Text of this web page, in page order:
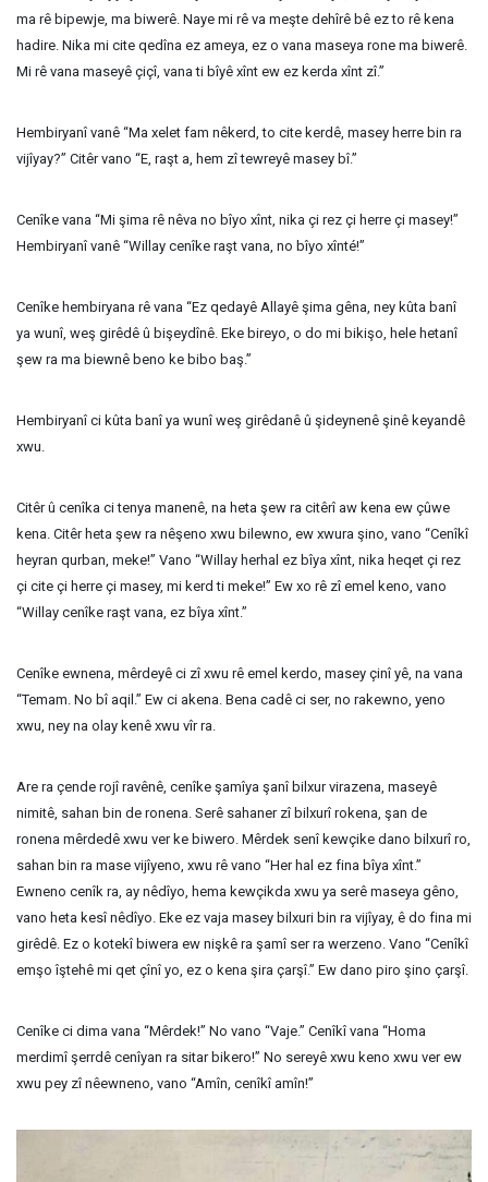
ma rê bipewje, ma biwerê. Naye mi rê va meşte dehîrê bê ez to rê kena
hadire. Nika mi cite qedîna ez ameya, ez o vana maseya rone ma biwerê.
Mi rê vana maseyê çiçî, vana ti bîyê xînt ew ez kerda xînt zî.”
Hembiryanî vanê “Ma xelet fam nêkerd, to cite kerdê, masey herre bin ra
vijîyay?” Citêr vano “E, raşt a, hem zî tewreyê masey bî.”
Cenîke vana “Mi şima rê nêva no bîyo xînt, nika çi rez çi herre çi masey!”
Hembiryanî vanê “Willay cenîke raşt vana, no bîyo xînté!”
Cenîke hembiryana rê vana “Ez qedayê Allayê şima gêna, ney kûta banî
ya wunî, weş girêdê û bişeydînê. Eke bireyo, o do mi bikişo, hele hetanî
şew ra ma biewnê beno ke bibo baş.”
Hembiryanî ci kûta banî ya wunî weş girêdanê û şideynenê şinê keyandê
xwu.
Citêr û cenîka ci tenya manenê, na heta şew ra citêrî aw kena ew çûwe
kena. Citêr heta şew ra nêşeno xwu bilewno, ew xwura şino, vano “Cenîkî
heyran qurban, meke!” Vano “Willay herhal ez bîya xînt, nika heqet çi rez
çi cite çi herre çi masey, mi kerd ti meke!” Ew xo rê zî emel keno, vano
“Willay cenîke raşt vana, ez bîya xînt.”
Cenîke ewnena, mêrdeyê ci zî xwu rê emel kerdo, masey çinî yê, na vana
“Temam. No bî aqil.” Ew ci akena. Bena cadê ci ser, no rakewno, yeno
xwu, ney na olay kenê xwu vîr ra.
Are ra çende rojî ravênê, cenîke şamîya şanî bilxur virazena, maseyê
nimitê, sahan bin de ronena. Serê sahaner zî bilxurî rokena, şan de
ronena mêrdedê xwu ver ke biwero. Mêrdek senî kewçike dano bilxurî ro,
sahan bin ra mase vijîyeno, xwu rê vano “Her hal ez fina bîya xînt.”
Ewneno cenîk ra, ay nêdîyo, hema kewçikda xwu ya serê maseya gêno,
vano heta kesî nêdîyo. Eke ez vaja masey bilxuri bin ra vijîyay, ê do fina mi
girêdê. Ez o kotekî biwera ew nişkê ra şamî ser ra werzeno. Vano “Cenîkî
emşo îştehê mi qet çînî yo, ez o kena şira çarşî.” Ew dano piro şino çarşî.
Cenîke ci dima vana “Mêrdek!” No vano “Vaje.” Cenîkî vana “Homa
merdimî şerrdê cenîyan ra sitar bikero!” No sereyê xwu keno xwu ver ew
xwu pey zî nêewneno, vano “Amîn, cenîkî amîn!”